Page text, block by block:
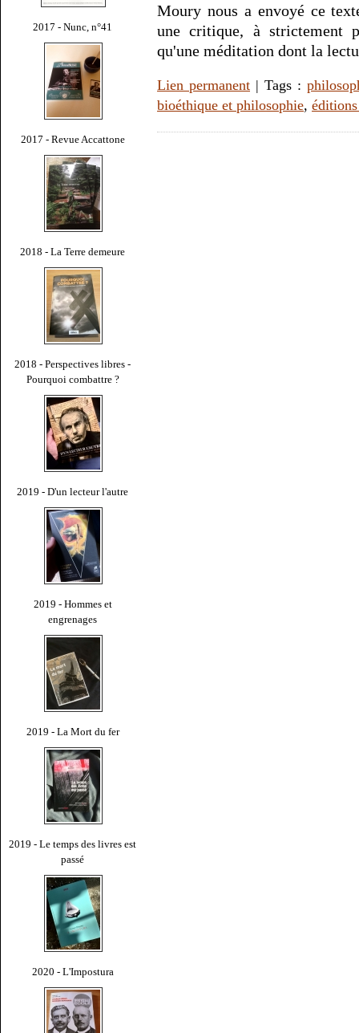
2017 - Nunc, n°41
2017 - Revue Accattone
2018 - La Terre demeure
2018 - Perspectives libres -
Pourquoi combattre ?
2019 - D'un lecteur l'autre
2019 - Hommes et
engrenages
2019 - La Mort du fer
2019 - Le temps des livres est
passé
2020 - L'Impostura
Moury nous a envoyé ce
une critique, à strictement
qu'une méditation dont la
Lien permanent | Tags :
bioéthique et philosophie,